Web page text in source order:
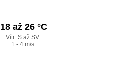
18 až 26 °C
Vítr: S až SV
1 - 4 m/s